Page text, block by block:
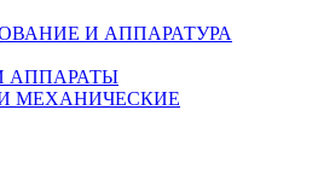
И АППАРАТУРА
АППАРАТЫ
МЕХАНИЧЕСКИЕ